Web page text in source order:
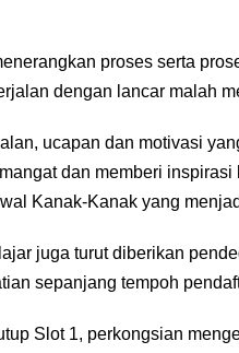
proses serta
dengan lancar malah
ucapan dan motivasi
dan memberi
Kanak-Kanak yang
juga turut diberikan
sepanjang tempoh
Slot 1, perkongsian